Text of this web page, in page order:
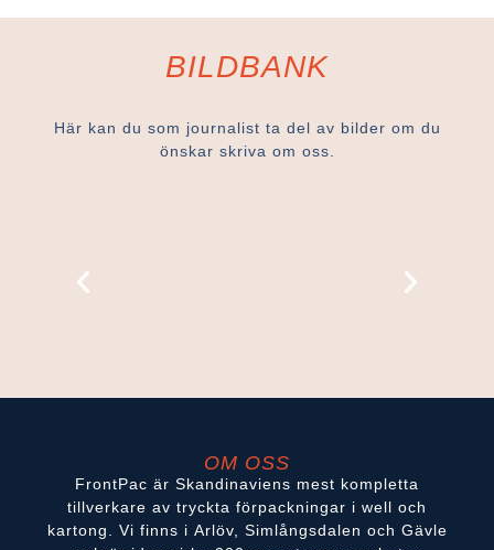
BILDBANK
Här kan du som journalist ta del av bilder om du
önskar skriva om oss.
OM OSS
FrontPac är Skandinaviens mest kompletta
tillverkare av tryckta förpackningar i well och
kartong. Vi finns i Arlöv, Simlångsdalen och Gävle